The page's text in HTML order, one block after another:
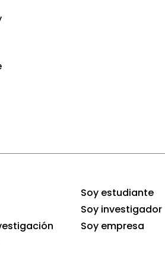
Soy estudiante
Soy investigador
Soy empresa